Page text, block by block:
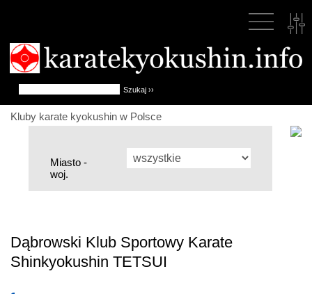
Kluby karate kyokushin w Polsce
Miasto -
woj.
Dąbrowski Klub Sportowy Karate
Shinkyokushin TETSUI